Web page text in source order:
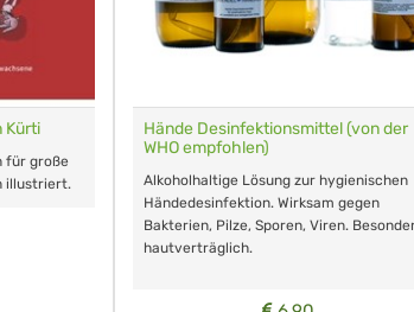
Kürti
für große
illustriert.
Hände Desinfektionsmittel (von der
WHO empfohlen)
Alkoholhaltige Lösung zur hygienischen
Händedesinfektion. Wirksam gegen
Bakterien, Pilze, Sporen, Viren.
hautverträglich.